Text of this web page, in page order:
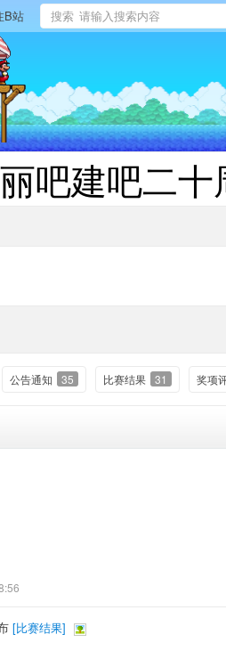
B站 搜索
吧建吧二
公告通知 35 比赛结果 31 奖项
[比赛结果]